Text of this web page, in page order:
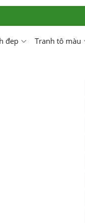
đep Tranh tô màu